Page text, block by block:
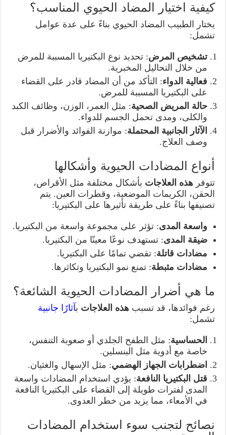
كيفية اختيار المضاد الحيوي المناسب؟
يختار الطبيب المضاد الحيوي بناءً على عدة عوامل
تشمل:
تشخيص المرض: تحديد نوع البكتيريا المسببة للمرض
من خلال التحاليل المخبرية.
فعالية الدواء: التأكد من أن المضاد قادر على القضاء
على البكتيريا المسببة للمرض.
حالة المريض الصحية: مثل العمر، الوزن، وظائف الكبد
والكلى، ومدى تحمل الجسم للدواء.
الآثار الجانبية المحتملة: موازنة الفوائد والأضرار قبل
وصف العلاج.
أنواع المضادات الحيوية وأشكالها
تتوفر هذه العلاجات بأشكال مختلفة مثل الأقراص،
الحقن، الكريمات الموضعية، وقطرات العين. يتم
تصنيفها بناءً على طريقة تأثيرها على البكتيريا:
واسعة المدى: تؤثر على مجموعة واسعة من البكتيريا.
ضيقة المدى: تستهدف نوعًا معينًا من البكتيريا.
مضادات قاتلة: تقضي تمامًا على البكتيريا.
مضادات مثبطة: تمنع نمو البكتيريا وتكاثرها.
ما هي أضرار المضادات الحيوية الشائعة؟
رغم فوائدها، قد تسبب هذه العلاجات بآثارًا جانبية
تشمل:
الحساسية: مثل الطفح الجلدي أو صعوبة التنفس،
خاصة مع أدوية مثل البنسلين.
اضطرابات الجهاز الهضمي: مثل الإسهال والغثيان.
قتل البكتيريا النافعة: يؤدي استخدام المضادات واسعة
المدى لفترات طويلة إلى القضاء على البكتيريا النافعة
في الأمعاء، مما يزيد من خطر العدوى.
نصائح لتجنب سوء استخدام المضادات